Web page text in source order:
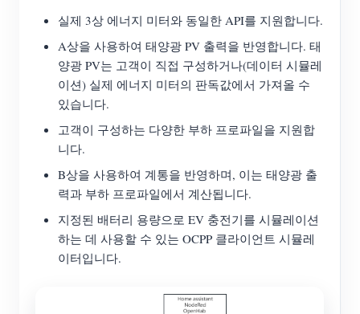
PV 랭킹
실제 3상 에너지 미터와 동일한 API를 지원합니다.
A상을 사용하여 태양광 PV 출력을 반영합니다. 태
양광 PV는 고객이 직접 구성하거나(데이터 시뮬레
이션) 실제 에너지 미터의 판독값에서 가져올 수
있습니다.
고객이 구성하는 다양한 부하 프로파일을 지원합
니다.
B상을 사용하여 계통을 반영하며, 이는 태양광 출
력과 부하 프로파일에서 계산됩니다.
지정된 배터리 용량으로 EV 충전기를 시뮬레이션
하는 데 사용할 수 있는 OCPP 클라이언트 시뮬레
이터입니다.